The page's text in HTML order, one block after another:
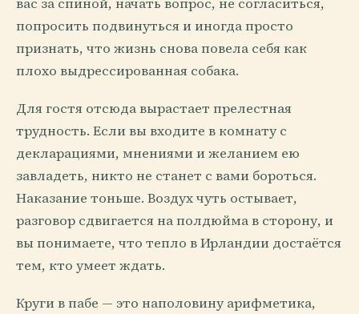
попросить подвинуться и иногда просто
признать, что жизнь снова повела себя как
плохо выдрессированная собака.
Для гостя отсюда вырастает прелестная
трудность. Если вы входите в комнату с
декларациями, мнениями и желанием ею
завладеть, никто не станет с вами бороться.
Наказание тоньше. Воздух чуть остывает,
разговор сдвигается на полдюйма в сторону, и
вы понимаете, что тепло в Ирландии достаётся
тем, кто умеет ждать.
Круги в пабе — это наполовину арифметика,